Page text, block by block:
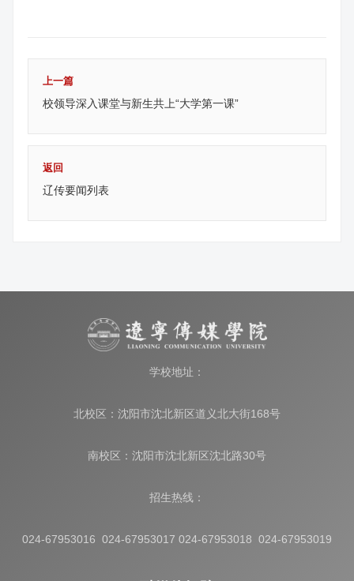
上一篇
校领导深入课堂与新生共上“大学第一课”
返回
辽传要闻列表
学校地址：
北校区：沈阳市沈北新区道义北大街168号
南校区：沈阳市沈北新区沈北路30号
招生热线：
024-67953016 024-67953017 024-67953018 024-67953019